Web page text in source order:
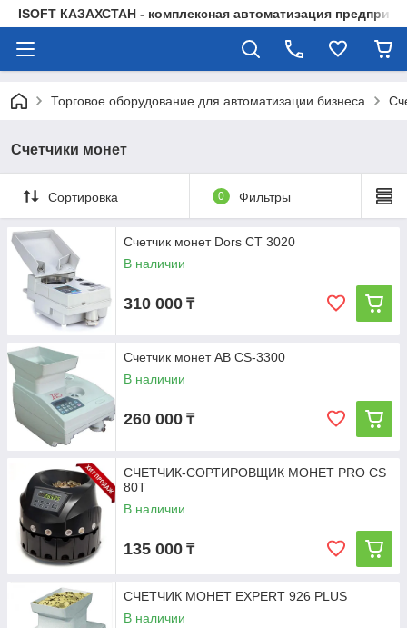
ISOFT КАЗАХСТАН - комплексная автоматизация
Торговое оборудование для автоматизации бизнеса
Счетчики монет
Сортировка 0 Фильтры
Счетчик монет Dors CT 3020
В наличии
310 000 ₸
Счетчик монет АВ CS-3300
В наличии
260 000 ₸
СЧЕТЧИК-СОРТИРОВЩИК МОНЕТ PRO CS
80T
В наличии
135 000 ₸
СЧЕТЧИК МОНЕТ EXPERT 926 PLUS
В наличии